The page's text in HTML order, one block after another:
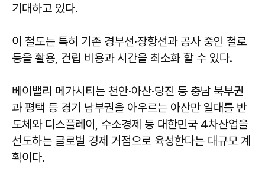
기대하고 있다.
이 철도는 특히 기존 경부선·장항선과 공사 중인 철로
등을 활용, 건립 비용과 시간을 최소화 할 수 있다.
베이밸리 메가시티는 천안·아산·당진 등 충남 북부권
과 평택 등 경기 남부권을 아우르는 아산만 일대를 반
도체와 디스플레이, 수소경제 등 대한민국 4차산업을
선도하는 글로벌 경제 거점으로 육성한다는 대규모 계
획이다.